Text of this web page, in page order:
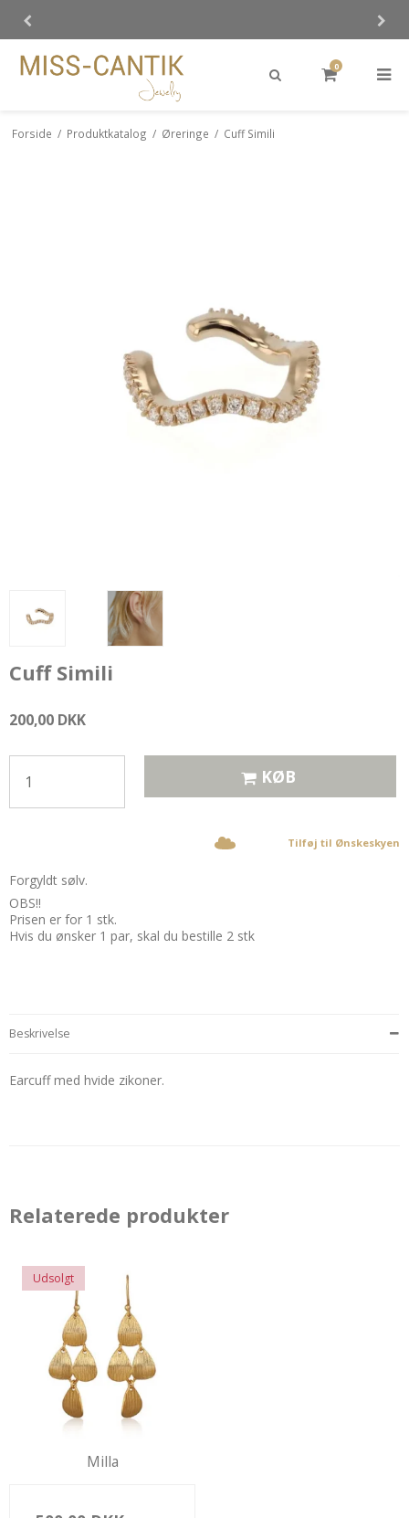
0
Forside / Produktkatalog / Øreringe / Cuff Simili
Cuff Simili
200,00 DKK
KØB
Tilføj til Ønskeskyen
Forgyldt sølv.
OBS!!
Prisen er for 1 stk.
Hvis du ønsker 1 par, skal du bestille 2 stk
Beskrivelse
Earcuff med hvide zikoner.
Relaterede produkter
Udsolgt
Milla